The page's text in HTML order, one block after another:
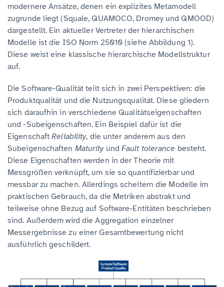
modernere Ansätze, denen ein explizites Metamodell
zugrunde liegt (Squale, QUAMOCO, Dromey und QMOOD)
dargestellt. Ein aktueller Vertreter der hierarchischen
Modelle ist die ISO Norm 25010 (siehe Abbildung 1).
Diese weist eine klassische hierarchische Modellstruktur
auf.
Die Software-Qualität teilt sich in zwei Perspektiven: die
Produktqualität und die Nutzungsqualität. Diese gliedern
sich daraufhin in verschiedene Qualitätseigenschaften
und -Subeigenschaften. Ein Beispiel dafür ist die
EigenschaftReliability, die unter anderem aus den
Subeigenschaften Maturity undFault tolerance besteht.
Diese Eigenschaften werden in der Theorie mit
Messgrößen verknüpft, um sie so quantifizierbar und
messbar zu machen. Allerdings scheitern die Modelle im
praktischen Gebrauch, da die Metriken abstrakt und
teilweise ohne Bezug auf Software-Entitäten beschrieben
sind. Außerdem wird die Aggregation einzelner
Messergebnisse zu einer Gesamtbewertung nicht
ausführlich geschildert.